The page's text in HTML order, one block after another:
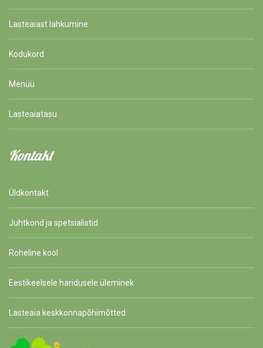
Lasteaiast lahkumine
Kodukord
Menüü
Lasteaiatasu
Kontakt
Üldkontakt
Juhtkond ja spetsialistid
Roheline kool
Eestikeelsele haridusele üleminek
Lasteaia keskkonnapõhimõtted